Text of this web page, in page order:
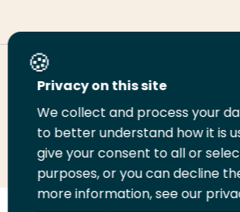
Deel deze pagina
Deel
LinkedIn
Deel
op
Twitter
Deel
op
Facebook
Email
deze
pagina
Print
deze
pagina
Privacy on this site
We collect and process your
to better understand how it is
give your consent to all or
purposes, or you can decline
more information, see our